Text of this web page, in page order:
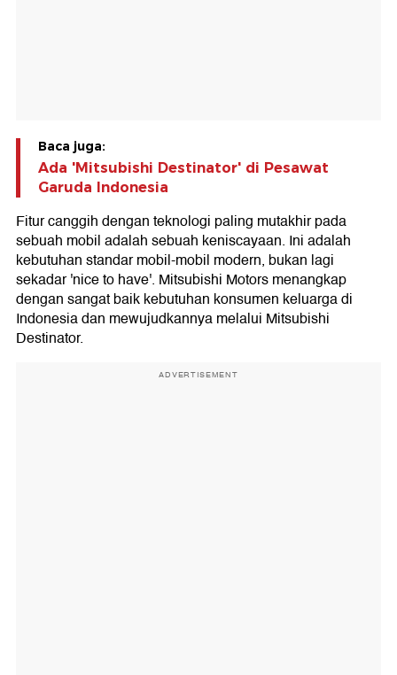
Baca juga:
Ada 'Mitsubishi Destinator' di Pesawat
Garuda Indonesia
Fitur canggih dengan teknologi paling mutakhir pada
sebuah mobil adalah sebuah keniscayaan. Ini adalah
kebutuhan standar mobil-mobil modern, bukan lagi
sekadar 'nice to have'. Mitsubishi Motors menangkap
dengan sangat baik kebutuhan konsumen keluarga di
Indonesia dan mewujudkannya melalui Mitsubishi
Destinator.
ADVERTISEMENT